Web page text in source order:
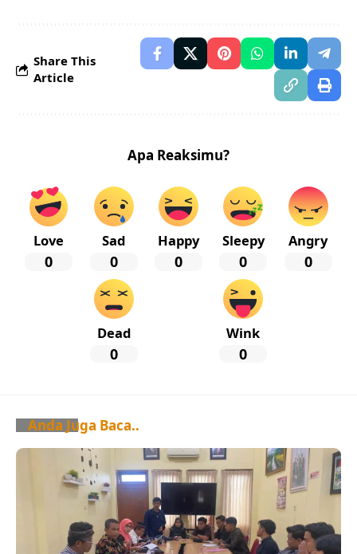
Share This
Article
Apa Reaksimu?
Love
0
Sad
0
Happy
0
Sleepy
0
Angry
0
Dead
0
Wink
0
Anda Juga Baca..